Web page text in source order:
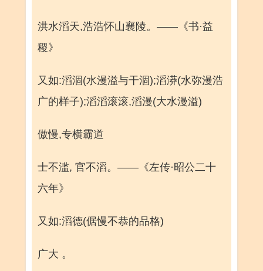
洪水滔天,浩浩怀山襄陵。——《书·益
稷》
又如:滔涸(水漫溢与干涸);滔漭(水弥漫浩
广的样子);滔滔滚滚,滔漫(大水漫溢)
傲慢,专横霸道
士不滥, 官不滔。——《左传·昭公二十
六年》
又如:滔德(倨慢不恭的品格)
广大 。